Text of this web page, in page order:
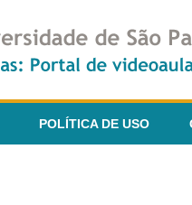
POLÍTICA DE USO